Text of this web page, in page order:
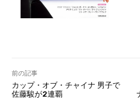
前の記事
カップ・オブ・チャイナ 男子で
佐藤駿が2連覇